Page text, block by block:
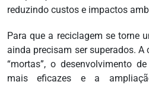
reduzindo custos e impactos
Para que a reciclagem se torne
ainda precisam ser superados. A
“mortas”, o desenvolvimento
mais eficazes e a